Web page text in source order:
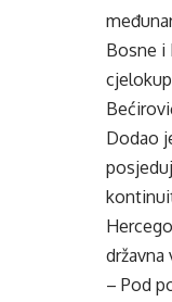
Bosne i
Dodao
državna
– Pod